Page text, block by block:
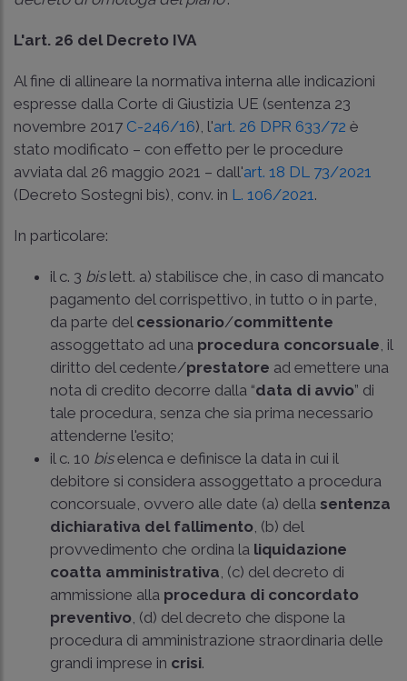
L'art. 26 del Decreto IVA
Al fine di allineare la normativa interna alle indicazioni
espresse dalla Corte di Giustizia UE (sentenza 23
novembre 2017 C-246/16), l'art. 26 DPR 633/72 è
stato modificato – con effetto per le procedure
avviata dal 26 maggio 2021 – dall'art. 18 DL 73/2021
(Decreto Sostegni bis), conv. in L. 106/2021 .
In particolare:
il c. 3 bislett. a) stabilisce che, in caso di mancato
pagamento del corrispettivo, in tutto o in parte,
da parte del cessionario/committente
assoggettato ad una procedura concorsuale , il
diritto del cedente/prestatore ad emettere una
nota di credito decorre dalla “data di avvio” di
tale procedura, senza che sia prima necessario
attenderne l'esito;
il c. 10 biselenca e definisce la data in cui il
debitore si considera assoggettato a procedura
concorsuale, ovvero alle date (a) della sentenza
dichiarativa del fallimento , (b) del
provvedimento che ordina la liquidazione
coatta amministrativa , (c) del decreto di
ammissione alla procedura di concordato
preventivo , (d) del decreto che dispone la
procedura di amministrazione straordinaria delle
grandi imprese in crisi.